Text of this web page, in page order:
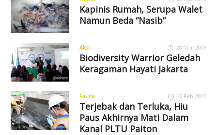
Kapinis Rumah, Serupa Walet
Namun Beda “Nasib”
Aksi 28 Mar 2015
Biodiversity Warrior Geledah
Keragaman Hayati Jakarta
Fauna 16 Feb 2015
Terjebak dan Terluka, Hiu
Paus Akhirnya Mati Dalam
Kanal PLTU Paiton